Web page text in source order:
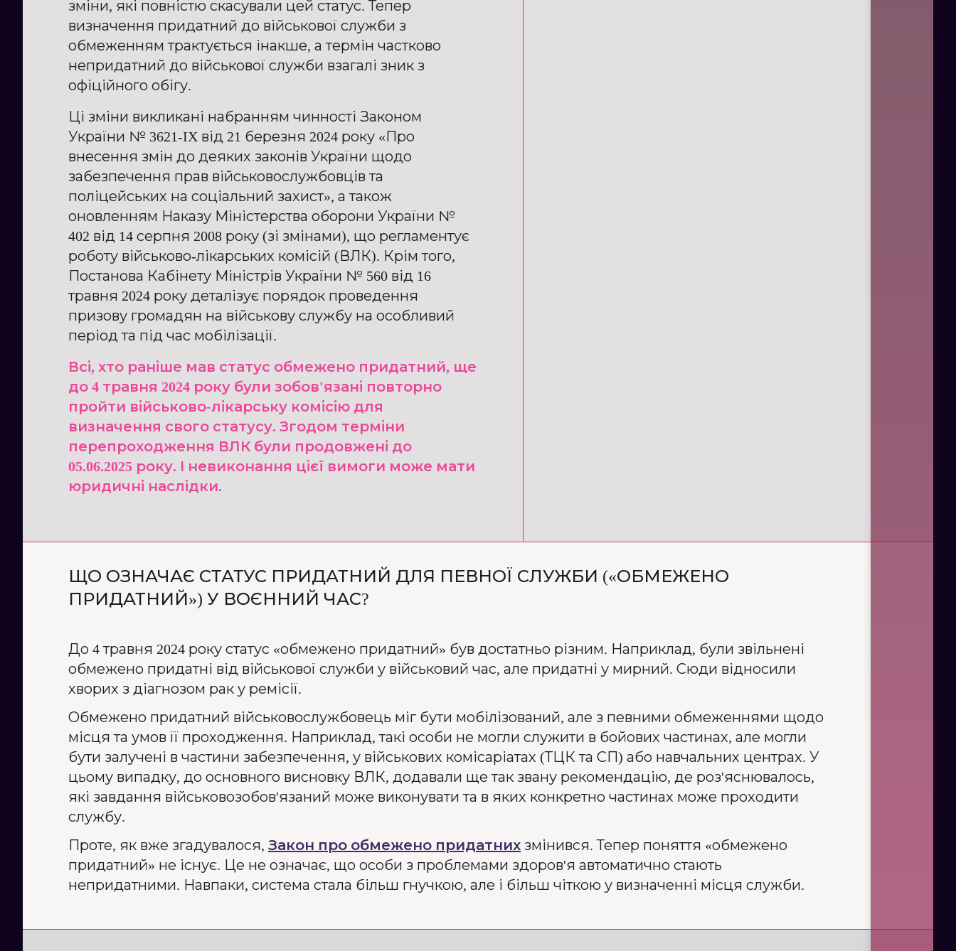
зміни, які повністю скасували цей статус. Тепер
визначення придатний до військової служби з
обмеженням трактується інакше, а термін частково
непридатний до військової служби взагалі зник з
офіційного обігу.
Ці зміни викликані набранням чинності Законом
України № 3621-IX від 21 березня 2024 року «Про
внесення змін до деяких законів України щодо
забезпечення прав військовослужбовців та
поліцейських на соціальний захист», а також
оновленням Наказу Міністерства оборони України №
402 від 14 серпня 2008 року (зі змінами), що регламентує
роботу військово-лікарських комісій (ВЛК). Крім того,
Постанова Кабінету Міністрів України № 560 від 16
травня 2024 року деталізує порядок проведення
призову громадян на військову службу на особливий
період та під час мобілізації.
Всі, хто раніше мав статус обмежено придатний, ще
до 4 травня 2024 року були зобов'язані повторно
пройти військово-лікарську комісію для
визначення свого статусу. Згодом терміни
перепроходження ВЛК були продовжені до
05.06.2025 року. І невиконання цієї вимоги може мати
юридичні наслідки.
ЩО ОЗНАЧАЄ СТАТУС ПРИДАТНИЙ ДЛЯ ПЕВНОЇ СЛУЖБИ («ОБМЕЖЕНО
ПРИДАТНИЙ») У ВОЄННИЙ ЧАС?
До 4 травня 2024 року статус «обмежено придатний» був достатньо різним. Наприклад, були звільнені
обмежено придатні від військової служби у військовий час, але придатні у мирний. Сюди відносили
хворих з діагнозом рак у ремісії.
Обмежено придатний військовослужбовець міг бути мобілізований, але з певними обмеженнями щодо
місця та умов її проходження. Наприклад, такі особи не могли служити в бойових частинах, але могли
бути залучені в частини забезпечення, у військових комісаріатах (ТЦК та СП) або навчальних центрах. У
цьому випадку, до основного висновку ВЛК, додавали ще так звану рекомендацію, де роз'яснювалось,
які завдання військовозобов'язаний може виконувати та в яких конкретно частинах може проходити
службу.
Проте, як вже згадувалося, Закон про обмежено придатних змінився. Тепер поняття «обмежено
придатний» не існує. Це не означає, що особи з проблемами здоров'я автоматично стають
непридатними. Навпаки, система стала більш гнучкою, але і більш чіткою у визначенні місця служби.